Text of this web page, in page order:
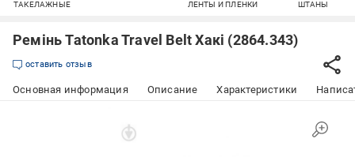
ТАКЕЛАЖНЫЕ
ЛЕНТЫ И ПЛЕНКИ
ШТАНЫ
Ремінь Tatonka Travel Belt Хакі (2864.343)
оставить отзыв
Основная информация Описание Характеристики